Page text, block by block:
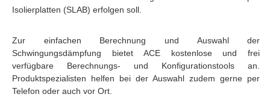
Isolierplatten (SLAB) erfolgen soll.
Zur einfachen Berechnung und Auswahl der
Schwingungsdämpfung bietet ACE kostenlose und frei
verfügbare Berechnungs- und Konfigurationstools an.
Produktspezialisten helfen bei der Auswahl zudem gerne per
Telefon oder auch vor Ort.